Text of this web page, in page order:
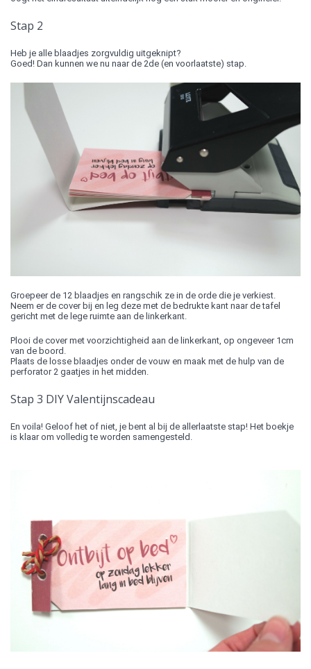
Stap 2
Heb je alle blaadjes zorgvuldig uitgeknipt?
Goed! Dan kunnen we nu naar de 2de (en voorlaatste) stap.
Groepeer de 12 blaadjes en rangschik ze in de orde die je verkiest.
Neem er de cover bij en leg deze met de bedrukte kant naar de tafel
gericht met de lege ruimte aan de linkerkant.
Plooi de cover met voorzichtigheid aan de linkerkant, op ongeveer 1cm
van de boord.
Plaats de losse blaadjes onder de vouw en maak met de hulp van de
perforator 2 gaatjes in het midden.
Stap 3 DIY Valentijnscadeau
En voila! Geloof het of niet, je bent al bij de allerlaatste stap! Het boekje
is klaar om volledig te worden samengesteld.